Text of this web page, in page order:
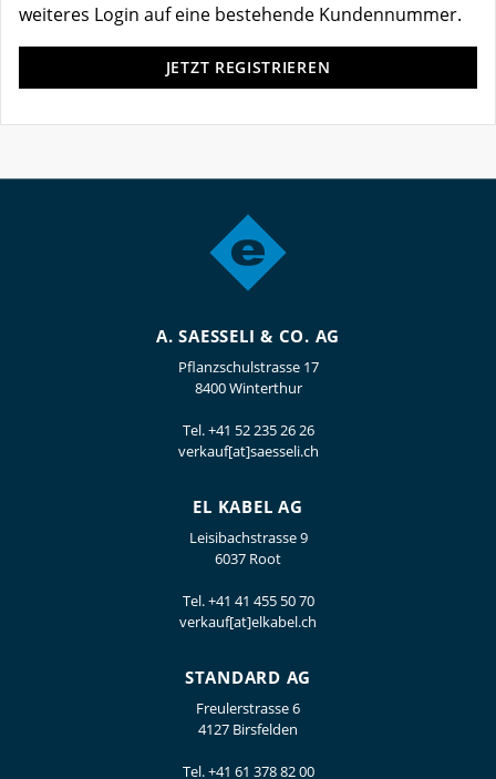
weiteres Login auf eine bestehende Kundennummer.
JETZT REGISTRIEREN
A. SAESSELI & CO. AG
Pflanzschulstrasse 17
8400 Winterthur
Tel.+41 52 235 26 26
verkauf[at]saesseli.ch
EL KABEL AG
Leisibachstrasse 9
6037 Root
Tel.+41 41 455 50 70
verkauf[at]elkabel.ch
STANDARD AG
Freulerstrasse 6
4127 Birsfelden
Tel.+41 61 378 82 00